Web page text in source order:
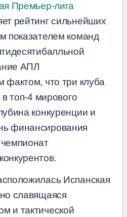
Премьер-лига
рейтинг сильнейших
показателем команд
АПЛ
фактом, что три клуба
в топ-4 мирового
конкуренции и
финансирования
Испанская
славящаяся
и тактической